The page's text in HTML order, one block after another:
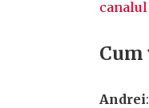
canalul
Cum
Andrei